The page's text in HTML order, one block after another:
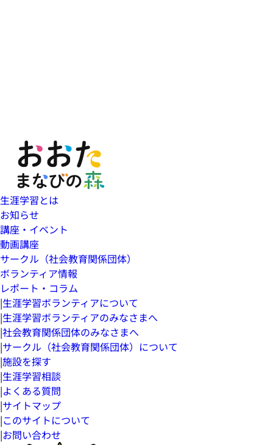
生涯学習とは
お知らせ
講座・イベント
動画講座
サークル（社会教育関係団体）
ボランティア情報
レポート・コラム
|生涯学習ボランティアについて
|生涯学習ボランティアのみなさまへ
|社会教育関係団体のみなさまへ
|サークル（社会教育関係団体）について
|施設を探す
|生涯学習相談
|よくある質問
|サイトマップ
|このサイトについて
|お問い合わせ